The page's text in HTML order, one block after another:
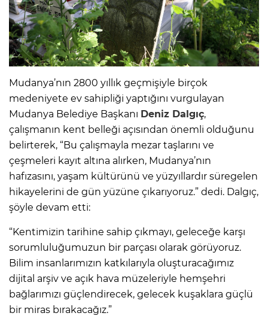
Mudanya’nın 2800 yıllık geçmişiyle birçok
medeniyete ev sahipliği yaptığını vurgulayan
Mudanya Belediye Başkanı Deniz Dalgıç,
çalışmanın kent belleği açısından önemli olduğunu
belirterek, “Bu çalışmayla mezar taşlarını ve
çeşmeleri kayıt altına alırken, Mudanya’nın
hafızasını, yaşam kültürünü ve yüzyıllardır süregelen
hikayelerini de gün yüzüne çıkarıyoruz.” dedi. Dalgıç,
şöyle devam etti:
“Kentimizin tarihine sahip çıkmayı, geleceğe karşı
sorumluluğumuzun bir parçası olarak görüyoruz.
Bilim insanlarımızın katkılarıyla oluşturacağımız
dijital arşiv ve açık hava müzeleriyle hemşehri
bağlarımızı güçlendirecek, gelecek kuşaklara güçlü
bir miras bırakacağız.”